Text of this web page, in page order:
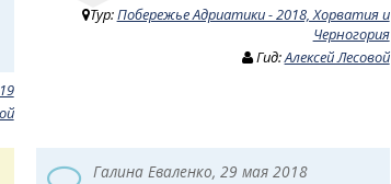
Тур:Побережье Адриатики - 2018, Хорватия и
Черногория
Гид:Алексей Лесовой
Галина Еваленко, 29 мая 2018